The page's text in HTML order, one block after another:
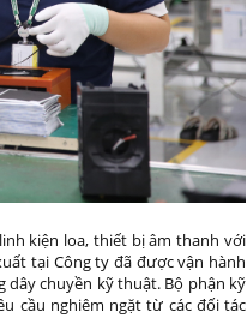
kiện loa, thiết bị âm thanh với
tại Công ty đã được vận hành
dây chuyền kỹ thuật. Bộ phận kỹ
cầu nghiêm ngặt từ các đối tác